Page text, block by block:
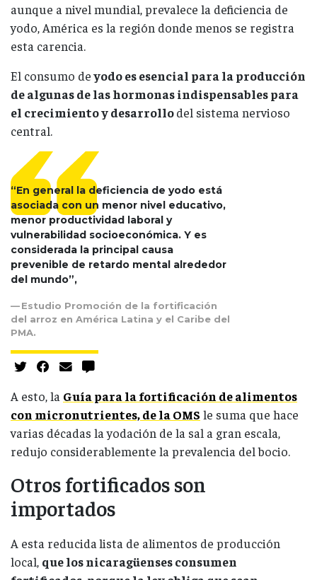
aunque a nivel mundial, prevalece la deficiencia de
yodo, América es la región donde menos se registra
esta carencia.
El consumo deyodo es esencial para la producción
de algunas de las hormonas indispensables para
el crecimiento y desarrollodel sistema nervioso
central.
“En general la deficiencia de yodo está
asociada con un menor nivel educativo,
menor productividad laboral y
vulnerabilidad socioeconómica. Y es
considerada la principal causa
prevenible de retardo mental alrededor
del mundo”,
Estudio Promoción de la fortificación
del arroz en América Latina y el Caribe del
PMA.
A esto, la Guía para la fortificación de alimentos
con micronutrientes, de la OMS le suma que hace
varias décadas la yodación de la sal a gran escala,
redujo considerablemente la prevalencia del bocio.
Otros fortificados son
importados
A esta reducidalista de alimentos de producción
local, que los nicaragüenses consumen